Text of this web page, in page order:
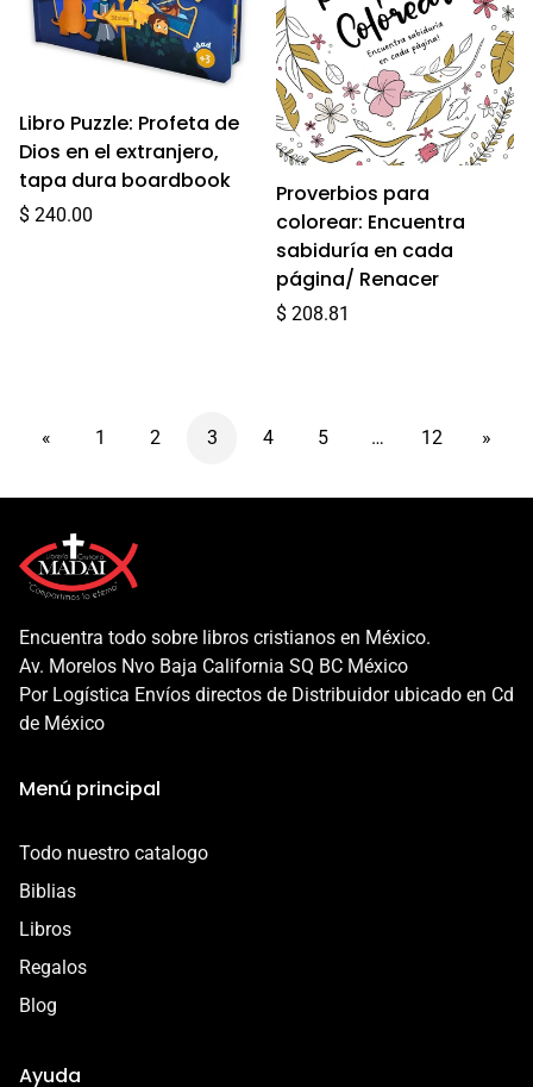
Libro Puzzle: Profeta de
Dios en el extranjero,
tapa dura boardbook
Precio
$ 240.00
Proverbios para
colorear: Encuentra
sabiduría en cada
página/ Renacer
Precio
$ 208.81
« 1 2 3 4 5 … 12 »
Encuentra todo sobre libros cristianos en México.
Av. Morelos Nvo Baja California SQ BC México
Por Logística Envíos directos de Distribuidor ubicado en Cd
de México
Menú principal
Todo nuestro catalogo
Biblias
Libros
Regalos
Blog
Ayuda